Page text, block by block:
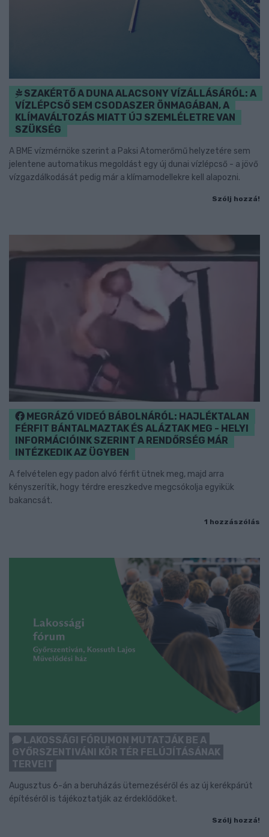
SZAKÉRTŐ A DUNA ALACSONY VÍZÁLLÁSÁRÓL: A
VÍZLÉPCSŐ SEM CSODASZER ÖNMAGÁBAN, A
KLÍMAVÁLTOZÁS MIATT ÚJ SZEMLÉLETRE VAN
SZÜKSÉG
A BME vízmérnöke szerint a Paksi Atomerőmű helyzetére sem
jelentene automatikus megoldást egy új dunai vízlépcső - a jövő
vízgazdálkodását pedig már a klímamodellekre kell alapozni.
Szólj hozzá!
MEGRÁZÓ VIDEÓ BÁBOLNÁRÓL: HAJLÉKTALAN
FÉRFIT BÁNTALMAZTAK ÉS ALÁZTAK MEG - HELYI
INFORMÁCIÓINK SZERINT A RENDŐRSÉG MÁR
INTÉZKEDIK AZ ÜGYBEN
A felvételen egy padon alvó férfit ütnek meg, majd arra
kényszerítik, hogy térdre ereszkedve megcsókolja egyikük
bakancsát.
1 hozzászólás
LAKOSSÁGI FÓRUMON MUTATJÁK BE A
GYŐRSZENTIVÁNI KÖR TÉR FELÚJÍTÁSÁNAK
TERVEIT
Augusztus 6-án a beruházás ütemezéséről és az új kerékpárút
építéséről is tájékoztatják az érdeklődőket.
Szólj hozzá!